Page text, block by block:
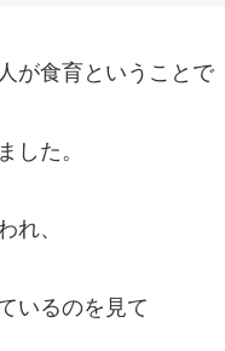
が食育ということで
した。
れ、
いるのを見て